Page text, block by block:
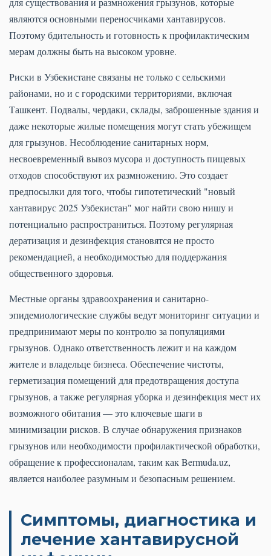
являются основными переносчиками хантавирусов.
Поэтому бдительность и готовность к профилактическим
мерам должны быть на высоком уровне.
Риски в Узбекистане связаны не только с сельскими
районами, но и с городскими территориями, включая
Ташкент. Подвалы, чердаки, склады, заброшенные здания и
даже некоторые жилые помещения могут стать убежищем
для грызунов. Несоблюдение санитарных норм,
несвоевременный вывоз мусора и доступность пищевых
отходов способствуют их размножению. Это создает
предпосылки для того, чтобы гипотетический "новый
хантавирус 2025 Узбекистан" мог найти свою нишу и
потенциально распространиться. Поэтому регулярная
дератизация и дезинфекция становятся не просто
рекомендацией, а необходимостью для поддержания
общественного здоровья.
Местные органы здравоохранения и санитарно-
эпидемиологические службы ведут мониторинг ситуации и
предпринимают меры по контролю за популяциями
грызунов. Однако ответственность лежит и на каждом
жителе и владельце бизнеса. Обеспечение чистоты,
герметизация помещений для предотвращения доступа
грызунов, а также регулярная уборка и дезинфекция мест их
возможного обитания — это ключевые шаги в
минимизации рисков. В случае обнаружения признаков
грызунов или необходимости профилактической обработки,
обращение к профессионалам, таким как Bermuda.uz,
является наиболее разумным и безопасным решением.
Симптомы, диагностика и
лечение хантавирусной